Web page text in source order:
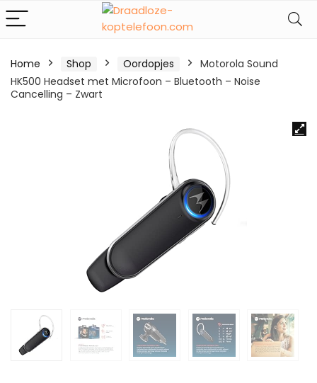
Home Shop Oordopjes
Motorola Sound
HK500 Headset met Microfoon – Bluetooth – Noise
Cancelling – Zwart